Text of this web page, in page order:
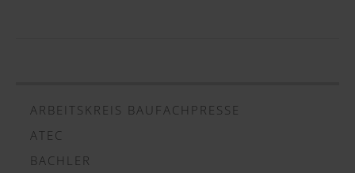
ARBEITSKREIS BAUFACHPRESSE
ATEC
BACHLER